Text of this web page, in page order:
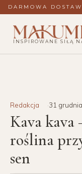
DARMOWA
INSPIROWANE SIŁĄ
Redakcja 31
Kava kava
roślina
sen